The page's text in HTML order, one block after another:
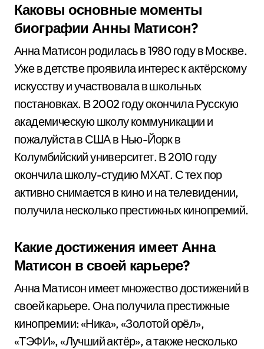
Каковы основные моменты
биографии Анны Матисон?
Анна Матисон родилась в 1980 году в Москве.
Уже в детстве проявила интерес к актёрскому
искусству и участвовала в школьных
постановках. В 2002 году окончила Русскую
академическую школу коммуникации и
пожалуйста в США в Нью-Йорк в
Колумбийский университет. В 2010 году
окончила школу-студию МХАТ. С тех пор
активно снимается в кино и на телевидении,
получила несколько престижных кинопремий.
Какие достижения имеет Анна
Матисон в своей карьере?
Анна Матисон имеет множество достижений в
своей карьере. Она получила престижные
кинопремии: «Ника», «Золотой орёл»,
«ТЭФИ», «Лучший актёр», а также несколько